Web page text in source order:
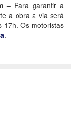
– Para garantir a
a obra a via será
17h. Os motoristas
.